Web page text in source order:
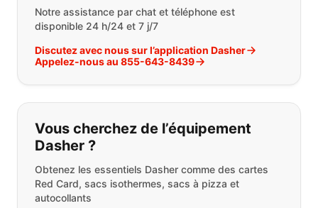
Notre assistance par chat et téléphone est
disponible 24 h/24 et 7 j/7
Discutez avec nous sur l’application Dasher
Appelez-nous au 855-643-8439
Vous cherchez de l’équipement
Dasher ?
Obtenez les essentiels Dasher comme des cartes
Red Card, sacs isothermes, sacs à pizza et
autocollants